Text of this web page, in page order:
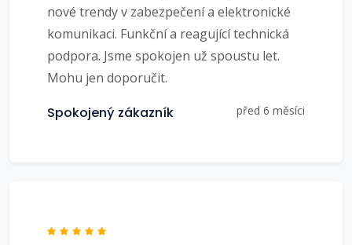
nové trendy v zabezpečení a elektronické
komunikaci. Funkční a reagující technická
podpora. Jsme spokojen už spoustu let.
Mohu jen doporučit.
Spokojený zákazník před 6 měsíci